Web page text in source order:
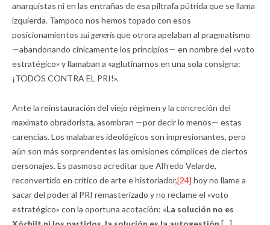
anarquistas ni en las entrañas de esa piltrafa pútrida que se llama
izquierda. Tampoco nos hemos topado con esos
posicionamientos sui generisque otrora apelaban al pragmatismo
—abandonando cínicamente los principios— en nombre del «voto
estratégico» y llamaban a «aglutinarnos en una sola consigna:
¡TODOS CONTRA EL PRI!».
Ante la reinstauración del viejo régimen y la concreción del
maximato obradorista, asombran —por decir lo menos— estas
carencias. Los malabares ideológicos son impresionantes, pero
aún son más sorprendentes las omisiones cómplices de ciertos
personajes. Es pasmoso acreditar que Alfredo Velarde,
reconvertido en crítico de arte e historiador,[24] hoy no llame a
sacar del poder al PRI remasterizado y no reclame el «voto
estratégico» con la oportuna acotación: «La solución no es